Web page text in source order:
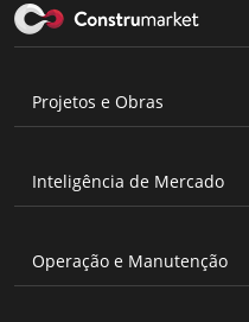
Projetos e Obras
Inteligência de Mercado
Operação e Manutenção